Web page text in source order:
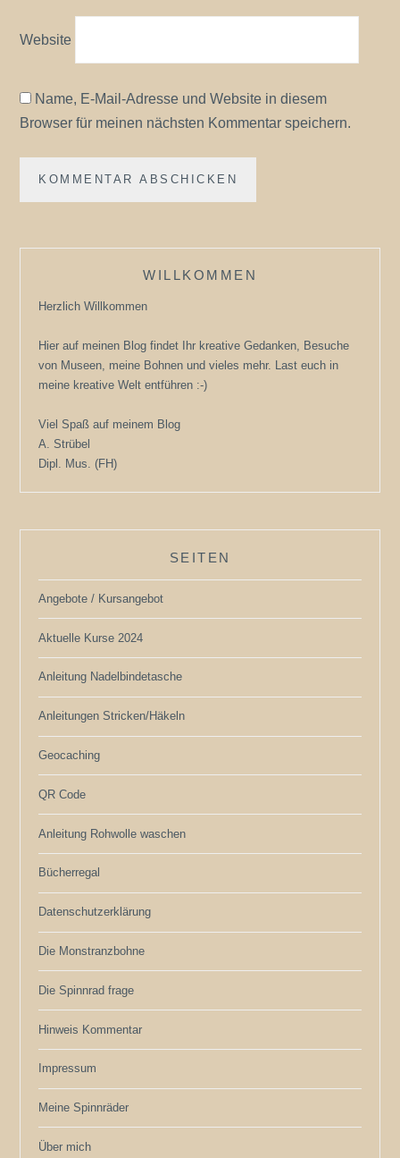
Website
Name, E-Mail-Adresse und Website in diesem
Browser für meinen nächsten Kommentar speichern.
WILLKOMMEN
Herzlich Willkommen
Hier auf meinen Blog findet Ihr kreative Gedanken, Besuche
von Museen, meine Bohnen und vieles mehr. Last euch in
meine kreative Welt entführen :-)
Viel Spaß auf meinem Blog
A. Strübel
Dipl. Mus. (FH)
SEITEN
Angebote / Kursangebot
Aktuelle Kurse 2024
Anleitung Nadelbindetasche
Anleitungen Stricken/Häkeln
Geocaching
QR Code
Anleitung Rohwolle waschen
Bücherregal
Datenschutzerklärung
Die Monstranzbohne
Die Spinnrad frage
Hinweis Kommentar
Impressum
Meine Spinnräder
Über mich